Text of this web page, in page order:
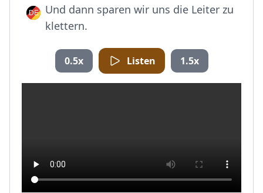
Und dann sparen wir uns die Leiter zu
klettern.
0.5x Listen 1.5x